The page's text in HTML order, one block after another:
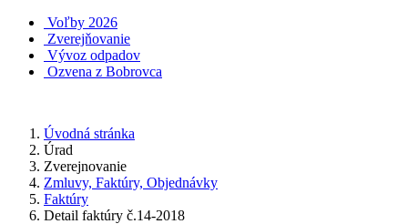
Voľby 2026
Zverejňovanie
Vývoz odpadov
Ozvena z Bobrovca
Úvodná stránka
Úrad
Zverejnovanie
Zmluvy, Faktúry, Objednávky
Faktúry
Detail faktúry č.14-2018